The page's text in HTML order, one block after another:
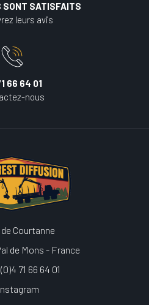
SONT SATISFAITS
leurs avis
66 64 01
nous
Courtanne
de Mons - France
71 66 64 01